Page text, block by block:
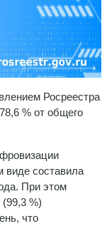
Росреестра
% от общего
виде составила
При этом
%)
что